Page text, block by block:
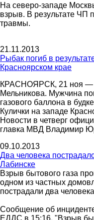
На северо-западе
взрыв. В результате ЧП
травмы.
21.11.2013
Рыбак погиб в
Красноярском крае
КРАСНОЯРСК, 21 ноя —
Мельникова. Мужчина
газового баллона в
Кулички на западе
Новости в четверг
главка МВД Владимир
09.10.2013
Два человека
Лабинске
Взрыв бытового газа
одном из частных
пострадали два
Сообщение об
ЕДДС в 15:16. "Взрыв